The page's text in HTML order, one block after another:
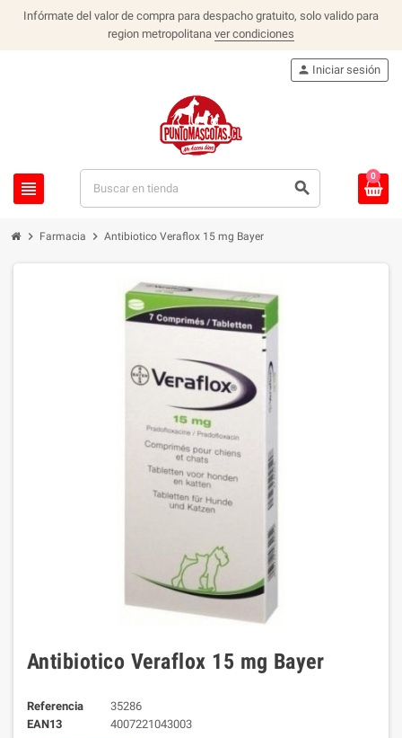
Infórmate del valor de compra para despacho gratuito, solo valido para
region metropolitana ver condiciones
view_headline search
person Iniciar sesión
0
chevron_right Farmacia chevron_right Antibiotico Veraflox 15 mg Bayer
Antibiotico Veraflox 15 mg Bayer
Referencia
35286
EAN13
4007221043003